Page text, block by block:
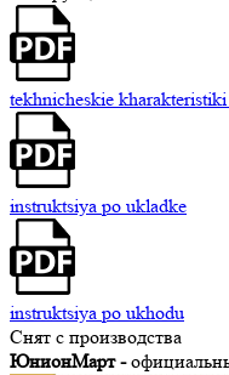
tekhnicheskie
instruktsiya po ukladke
instruktsiya po ukhodu
Снят с производства
ЮнионМарт -